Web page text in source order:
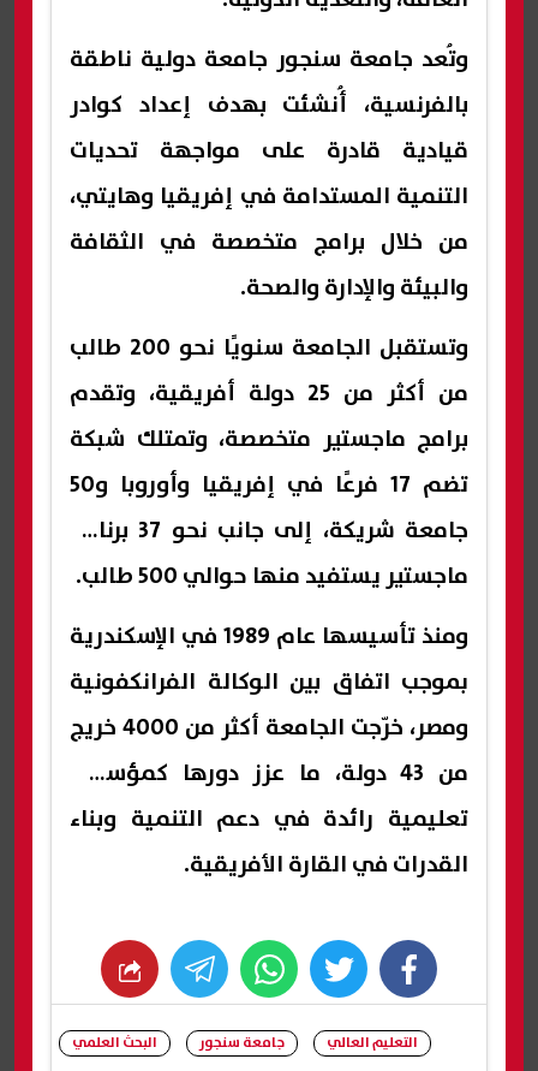
وتُعد جامعة سنجور جامعة دولية ناطقة
بالفرنسية، أُنشئت بهدف إعداد كوادر
قيادية قادرة على مواجهة تحديات
التنمية المستدامة في إفريقيا وهايتي،
من خلال برامج متخصصة في الثقافة
والبيئة والإدارة والصحة.
وتستقبل الجامعة سنويًا نحو 200 طالب
من أكثر من 25 دولة أفريقية، وتقدم
برامج ماجستير متخصصة، وتمتلك شبكة
تضم 17 فرعًا في إفريقيا وأوروبا و50
جامعة شريكة، إلى جانب نحو 37 برنامج
ماجستير يستفيد منها حوالي 500 طالب.
ومنذ تأسيسها عام 1989 في الإسكندرية
بموجب اتفاق بين الوكالة الفرانكفونية
ومصر، خرّجت الجامعة أكثر من 4000 خريج
من 43 دولة، ما عزز دورها كمؤسسة
تعليمية رائدة في دعم التنمية وبناء
القدرات في القارة الأفريقية.
facebook
twitter
whats
التعليم العالي جامعة سنجور
البحث العلمي